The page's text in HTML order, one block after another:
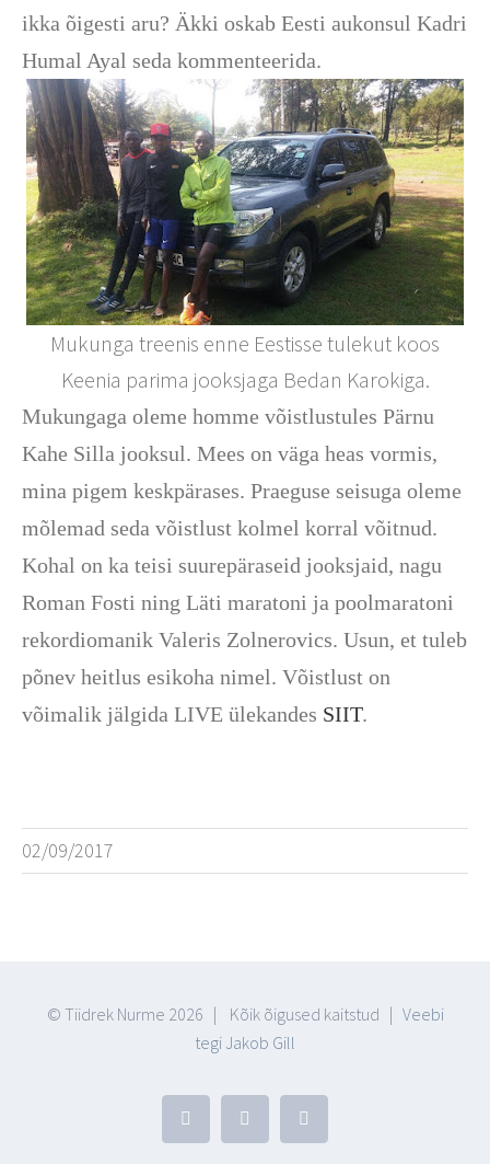
ikka õigesti aru? Äkki oskab Eesti aukonsul Kadri
Humal Ayal seda kommenteerida.
Mukunga treenis enne Eestisse tulekut koos
Keenia parima jooksjaga Bedan Karokiga.
Mukungaga oleme homme võistlustules Pärnu
Kahe Silla jooksul. Mees on väga heas vormis,
mina pigem keskpärases. Praeguse seisuga oleme
mõlemad seda võistlust kolmel korral võitnud.
Kohal on ka teisi suurepäraseid jooksjaid, nagu
Roman Fosti ning Läti maratoni ja poolmaratoni
rekordiomanik Valeris Zolnerovics. Usun, et tuleb
põnev heitlus esikoha nimel. Võistlust on
võimalik jälgida LIVE ülekandes SIIT.
02/09/2017
© Tiidrek Nurme 2026 | Kõik õigused kaitstud | Veebi
tegi Jakob Gill
FacebookYouTubeBlogger